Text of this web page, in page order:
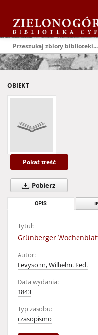
OBIEKT
Pokaż treść
Pobierz
OPIS
Tytuł:
Grünberger
Autor:
Levysohn, Wilhelm. Red.
Data wydania:
1843
Typ zasobu:
czasopismo